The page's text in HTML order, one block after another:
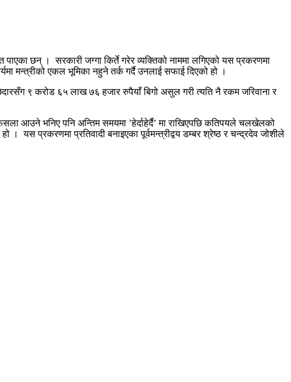
पाएका छन् । सरकारी जग्गा किर्ते गरेर व्यक्तिको नाममा लगिएको यस प्रकरणमा
मन्त्रीको एकल भूमिका नहुने तर्क गर्दै उनलाई सफाई दिएको हो ।
९ करोड ६५ लाख ७६ हजार रुपैयाँ बिगो असुल गरी त्यति नै रकम जरिवाना र
आउने भनिए पनि अन्तिम समयमा ’हेर्दाहेर्दै’ मा राखिएपछि कतिपयले चलखेलको
प्रकरणमा प्रतिवादी बनाइएका पूर्वमन्त्रीद्वय डम्बर श्रेष्ठ र चन्द्रदेव जोशीले